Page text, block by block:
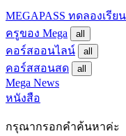
MEGAPASS ทดลองเรีย
ครูของ Mega
all
คอร์สออนไลน์ all
คอร์สสอนสด all
Mega News
หนังสือ
กรุณากรอกคำค้นหาค่ะ